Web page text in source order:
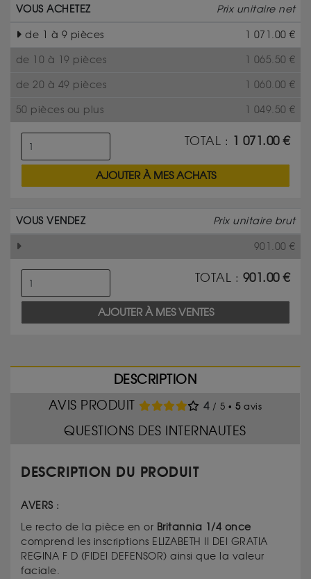
VOUS ACHETEZ Prix unitaire net
de 1 à 9 pièces 1 071.00 €
de 10 à 19 pièces 1 065.50 €
de 20 à 49 pièces 1 060.00 €
50 pièces ou plus 1 049.50 €
TOTAL : 1 071.00€
AJOUTER À MES ACHATS
VOUS VENDEZ Prix unitaire brut
901.00 €
TOTAL : 901.00€
AJOUTER À MES VENTES
DESCRIPTION
AVIS PRODUIT
4/ 5 •5avis
QUESTIONS DES INTERNAUTES
DESCRIPTION DU PRODUIT
AVERS :
Le recto de la pièce en or Britannia 1/4 once
comprend les inscriptions ELIZABETH II DEI GRATIA
REGINA F D (FIDEI DEFENSOR) ainsi que la valeur
faciale.